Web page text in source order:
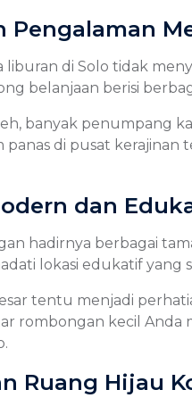
Pengalaman
liburan di Solo tidak
belanjaan berisi
banyak penumpang
panas di pusat
dan
hadirnya berbagai
lokasi edukatif yang
tentu menjadi
rombongan kecil Anda
Ruang Hijau